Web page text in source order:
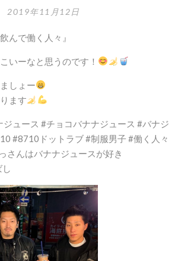
2019年11月12日
んで働く人々』
いーなと思うのです！
しょー
ます
ュース #チョコバナナジュース #バナジ
#8710ドットラブ #制服男子 #働く人々
さんはバナナジュースが好き